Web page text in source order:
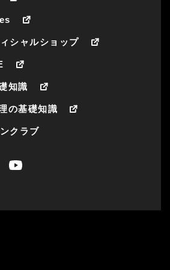
シャルショップ
知識
の基礎知識
クラブ